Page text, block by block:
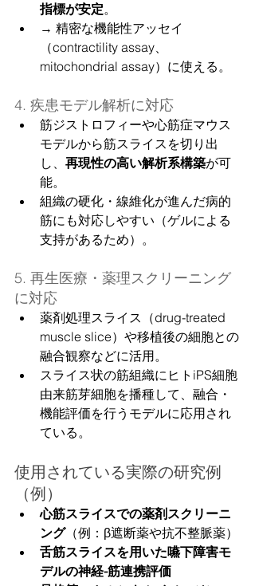
指標が安定。
→ 精密な機能性アッセイ
（contractility assay、
mitochondrial assay）に使える。
4. 疾患モデル解析に対応
筋ジストロフィーや心筋症マウス
モデルから筋スライスを切り出
し、 再現性の高い解析系構築が可
能。
組織の硬化・線維化が進んだ病的
筋にも対応しやすい（ゲルによる
支持があるため）。
5. 再生医療・薬理スクリーニング
に対応
薬剤処理スライス（drug-treated
muscle slice）や移植後の細胞との
融合観察などに活用。
スライス状の筋組織にヒトiPS細胞
由来筋芽細胞を播種して、融合・
機能評価を行うモデルに応用され
ている。
使用されている実際の研究例
（例）
心筋スライスでの薬剤スクリーニ
ング（例：β遮断薬や抗不整脈薬）
舌筋スライスを用いた嚥下障害モ
デルの神経-筋連携評価